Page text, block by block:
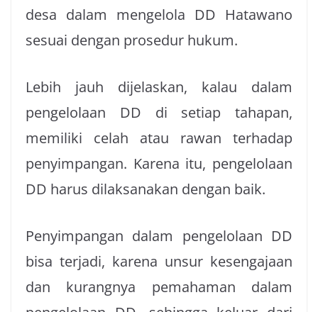
desa dalam mengelola DD Hatawano
sesuai dengan prosedur hukum.
Lebih jauh dijelaskan, kalau dalam
pengelolaan DD di setiap tahapan,
memiliki celah atau rawan terhadap
penyimpangan. Karena itu, pengelolaan
DD harus dilaksanakan dengan baik.
Penyimpangan dalam pengelolaan DD
bisa terjadi, karena unsur kesengajaan
dan kurangnya pemahaman dalam